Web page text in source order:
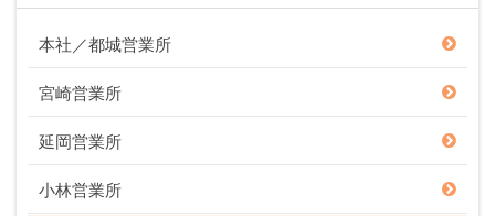
本社／都城営業所
宮崎営業所
延岡営業所
小林営業所